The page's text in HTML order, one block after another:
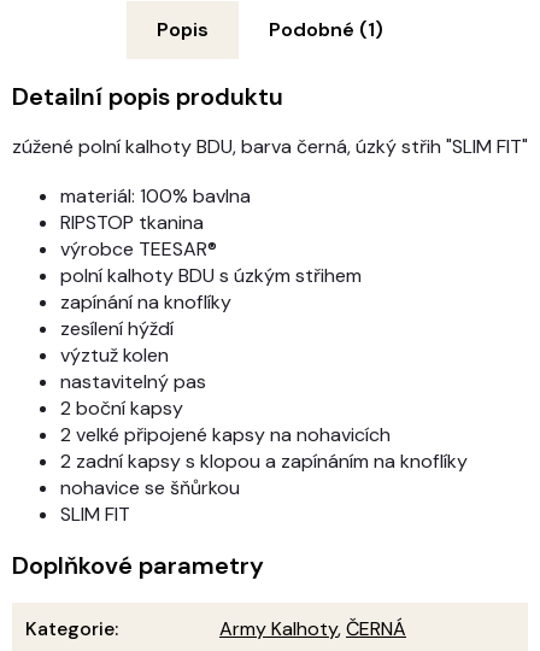
Popis Podobné (1)
Detailní popis produktu
zúžené polní kalhoty BDU, barva černá, úzký střih "SLIM FIT"
materiál: 100% bavlna
RIPSTOP tkanina
výrobce TEESAR®
polní kalhoty BDU s úzkým střihem
zapínání na knoflíky
zesílení hýždí
výztuž kolen
nastavitelný pas
2 boční kapsy
2 velké připojené kapsy na nohavicích
2 zadní kapsy s klopou a zapínáním na knoflíky
nohavice se šňůrkou
SLIM FIT
Doplňkové parametry
Kategorie: Army Kalhoty,ČERNÁ